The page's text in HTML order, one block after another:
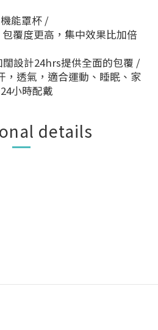
能罩杯 /
覆度更高，集中效果比加倍
設計24hrs提供全面的包覆 /
，透氣，適合運動、睡眠、家
小時配戴
details